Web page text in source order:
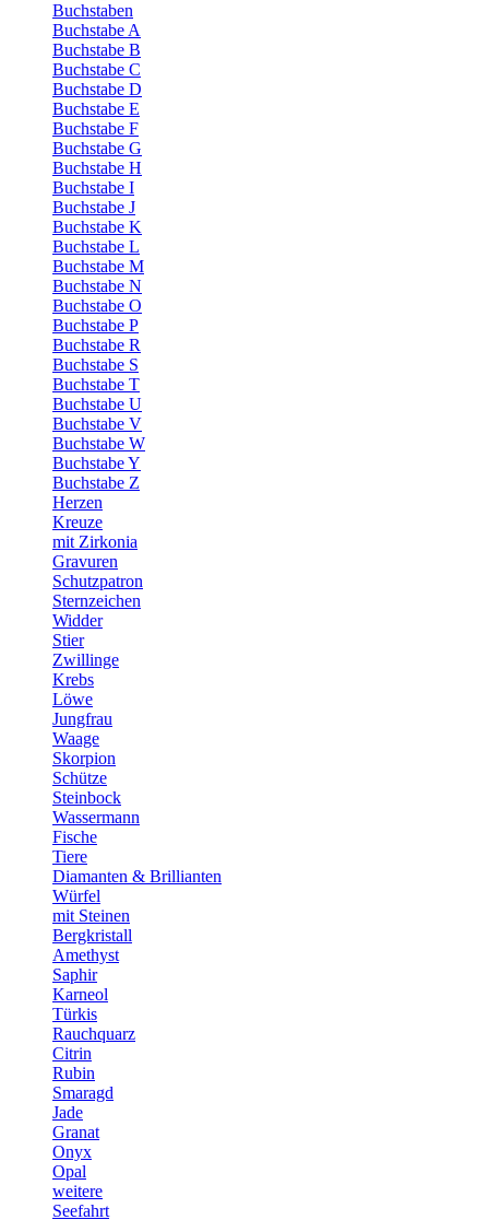
Buchstaben
Buchstabe A
Buchstabe B
Buchstabe C
Buchstabe D
Buchstabe E
Buchstabe F
Buchstabe G
Buchstabe H
Buchstabe I
Buchstabe J
Buchstabe K
Buchstabe L
Buchstabe M
Buchstabe N
Buchstabe O
Buchstabe P
Buchstabe R
Buchstabe S
Buchstabe T
Buchstabe U
Buchstabe V
Buchstabe W
Buchstabe Y
Buchstabe Z
Herzen
Kreuze
mit Zirkonia
Gravuren
Schutzpatron
Sternzeichen
Widder
Stier
Zwillinge
Krebs
Löwe
Jungfrau
Waage
Skorpion
Schütze
Steinbock
Wassermann
Fische
Tiere
Diamanten & Brillianten
Würfel
mit Steinen
Bergkristall
Amethyst
Saphir
Karneol
Türkis
Rauchquarz
Citrin
Rubin
Smaragd
Jade
Granat
Onyx
Opal
weitere
Seefahrt